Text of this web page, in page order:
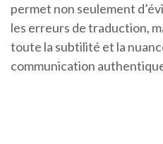
permet non seulement
les erreurs de traduction,
toute la subtilité et la
communication